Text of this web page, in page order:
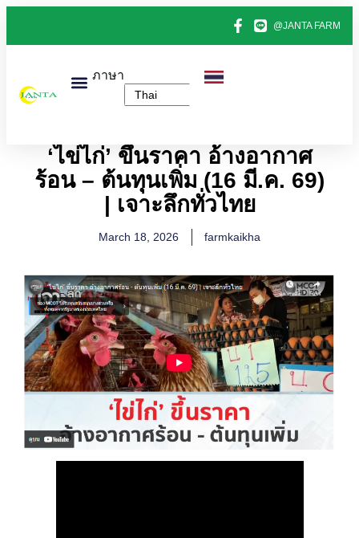
@JANTA FARM
ภาษา
‘ไข่ไก่’ ขึ้นราคา อ้างอากาศ
ร้อน – ต้นทุนเพิ่ม (16 มี.ค. 69)
| เจาะลึกทั่วไทย
March 18, 2026 farmkaikha